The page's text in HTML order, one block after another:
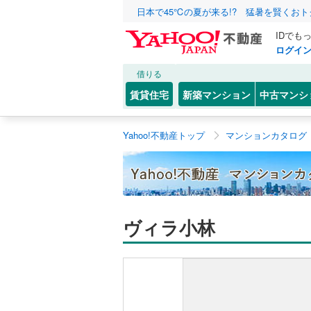
日本で45℃の夏が来る!? 猛暑を賢くおト
IDでも
ログイン
借りる
賃貸住宅 新築マンション 中古マンシ
Yahoo!不動産トップ マンションカタログ
ヴィラ小林